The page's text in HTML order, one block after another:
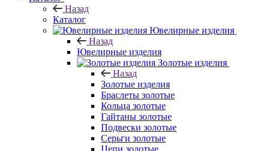
Назад
Каталог
Ювелирные изделия
Назад
Ювелирные изделия
Золотые изделия
Назад
Золотые изделия
Браслеты золотые
Кольца золотые
Гайтаны золотые
Подвески золотые
Серьги золотые
Цепи золотые